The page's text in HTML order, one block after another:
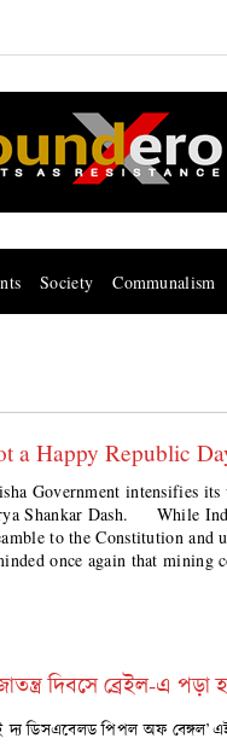
Society Communalism
a Happy Republic
Government intensifies
Shankar Dash. While
to the Constitution
once again that
দিবসে ব্রেইল-এ পড়া
দ্য ডিসএবেলড পিপল অফ বেঙ্গল’এই